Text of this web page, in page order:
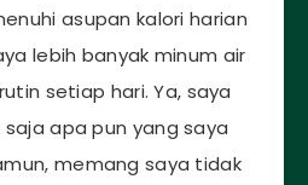
asupan kalori harian
lebih banyak minum air
setiap hari. Ya, saya
apa pun yang saya
memang saya tidak